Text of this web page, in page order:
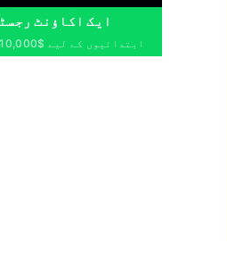
ایک اکاؤنٹ
ابتدائیوں کے لیے $10,000 مفت حاصل کریں۔